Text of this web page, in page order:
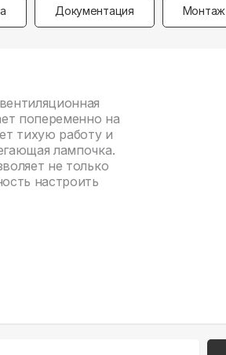
Документация Монтаж
попеременно на
тихую работу и
лампочка.
не только
настроить